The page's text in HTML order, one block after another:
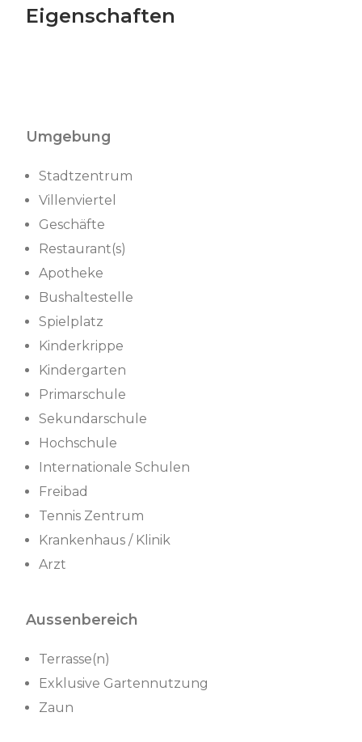
Eigenschaften
Umgebung
Stadtzentrum
Villenviertel
Geschäfte
Restaurant(s)
Apotheke
Bushaltestelle
Spielplatz
Kinderkrippe
Kindergarten
Primarschule
Sekundarschule
Hochschule
Internationale Schulen
Freibad
Tennis Zentrum
Krankenhaus / Klinik
Arzt
Aussenbereich
Terrasse(n)
Exklusive Gartennutzung
Zaun